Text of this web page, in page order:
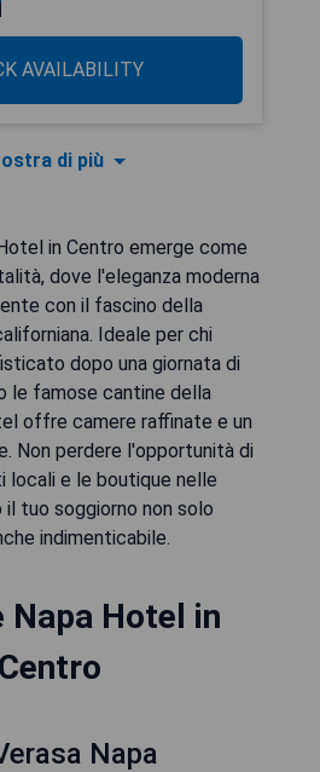
AVAILABILITY
di più
in Centro emerge come
dove l'eleganza moderna
con il fascino della
Ideale per chi
dopo una giornata di
le famose cantine della
offre camere raffinate e un
Non perdere l'opportunità di
locali e le boutique nelle
il tuo soggiorno non solo
indimenticabile.
Napa Hotel in
Centro
Napa